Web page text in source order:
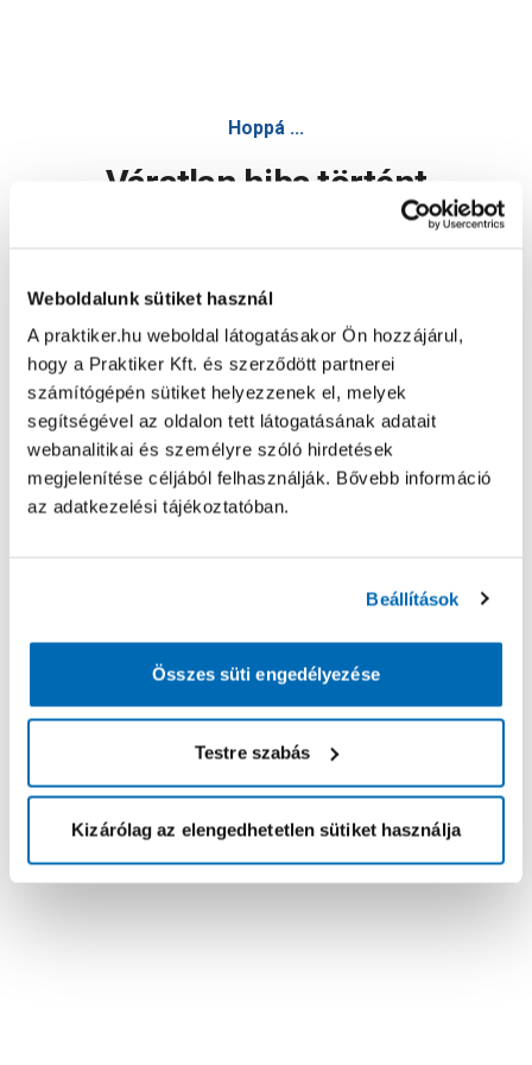
Weboldalunk sütiket használ
A praktiker.hu weboldal látogatásakor Ön hozzájárul,
hogy a Praktiker Kft. és szerződött partnerei
számítógépén sütiket helyezzenek el, melyek
segítségével az oldalon tett látogatásának adatait
webanalitikai és személyre szóló hirdetések
megjelenítése céljából felhasználják. Bővebb információ
az adatkezelési tájékoztatóban.
Beállítások
Összes süti engedélyezése
Testre szabás
Kizárólag az elengedhetetlen sütiket használja
Hoppá ...
Váratlan hiba történt
Oldal újratöltése